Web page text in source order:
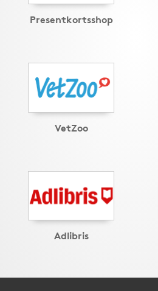
Presentkortsshop
VetZoo
Adlibris